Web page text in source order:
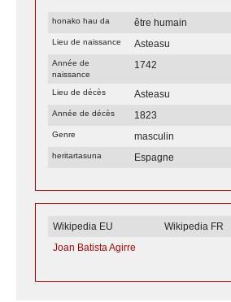
honako hau da être humain
Lieu de naissance Asteasu
Année de
naissance
1742
Lieu de décès Asteasu
Année de décès 1823
Genre masculin
heritartasuna Espagne
Wikipedia EU Wikipedia FR
Joan Batista Agirre